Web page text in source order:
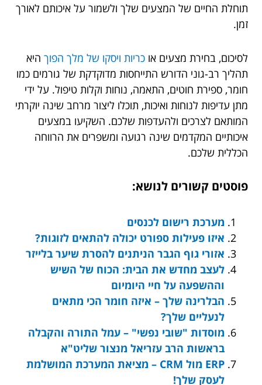
תוחלת החיים של המצעים שלך ולשמור על איכותם לאורך
זמן.
לסיכום, בחירת מצעים או כריות ויסקו של מלך הפוך היא
תהליך רב-גוני הדורש התייחסות מדוקדקת של גורמים כמו
חומר, ספירת חוטים, התאמה, נוחות וקלות טיפול. על ידי
מתן עדיפות לנוחות ואיכות, תוכלו ליצור מרחב שינה יוקרתי
המותאם לצרכים ולהעדפות שלכם. השקיעו במצעים
איכותיים המקדמים שינה רגועה ומשפרים את הרווחה
הכללית שלכם.
פוסטים קשורים לנושא:
מערכת רישום לכנסים
איזו פעילות ספורט יכולה להתאים לזוגות?
אזורי גוף הגבר הניתנים להסרת שיער בלייזר
לעצב מחדש את הבית: הכוח של השיש
וההשפעה על חיי היומיום
הבלרינה שלך – איזה חומר הכי מתאים
לנעליים שלך?
מוסדות "שובי נפשי" – עמל התורה והקבלה
בראשות הרב עזריאל מנצור שליט"א
ERP מול CRM – מציאת המערכת המושלמת
לעסק שלך!